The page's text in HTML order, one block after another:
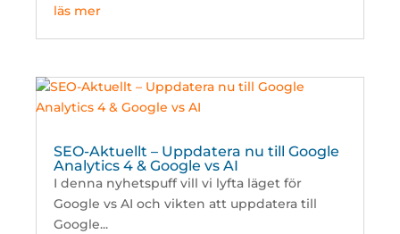
läs mer
SEO-Aktuellt – Uppdatera nu till Google
Analytics 4 & Google vs AI
I denna nyhetspuff vill vi lyfta läget för
Google vs AI och vikten att uppdatera till
Google...